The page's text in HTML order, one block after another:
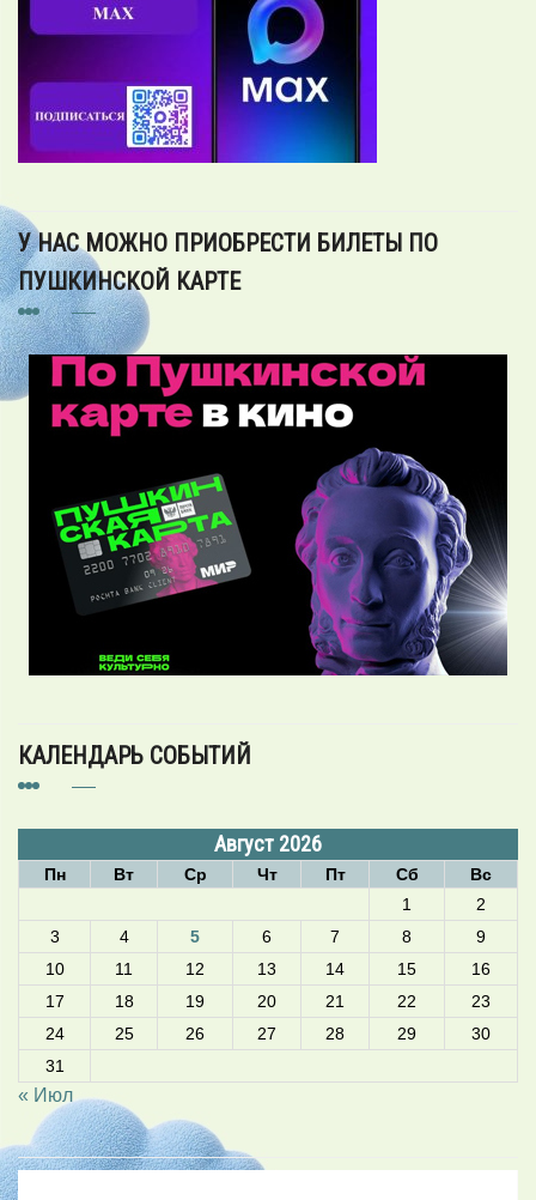
У НАС МОЖНО ПРИОБРЕСТИ БИЛЕТЫ ПО
ПУШКИНСКОЙ КАРТЕ
КАЛЕНДАРЬ СОБЫТИЙ
Август 2026
Пн Вт Ср Чт Пт Сб
Вс
1
2
3
4 5 6 7 8
9
10
11 12 13 14 15
16
17
18 19 20 21 22
23
24
25 26 27 28 29
30
31
« Июл